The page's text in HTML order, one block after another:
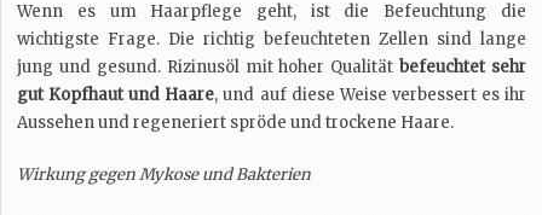
Wenn es um Haarpflege geht, ist die Befeuchtung die
wichtigste Frage. Die richtig befeuchteten Zellen sind lange
jung und gesund. Rizinusöl mit hoher Qualität befeuchtet sehr
gut Kopfhaut und Haare, und auf diese Weise verbessert es ihr
Aussehen und regeneriert spröde und trockene Haare.
Wirkung gegen Mykose und Bakterien